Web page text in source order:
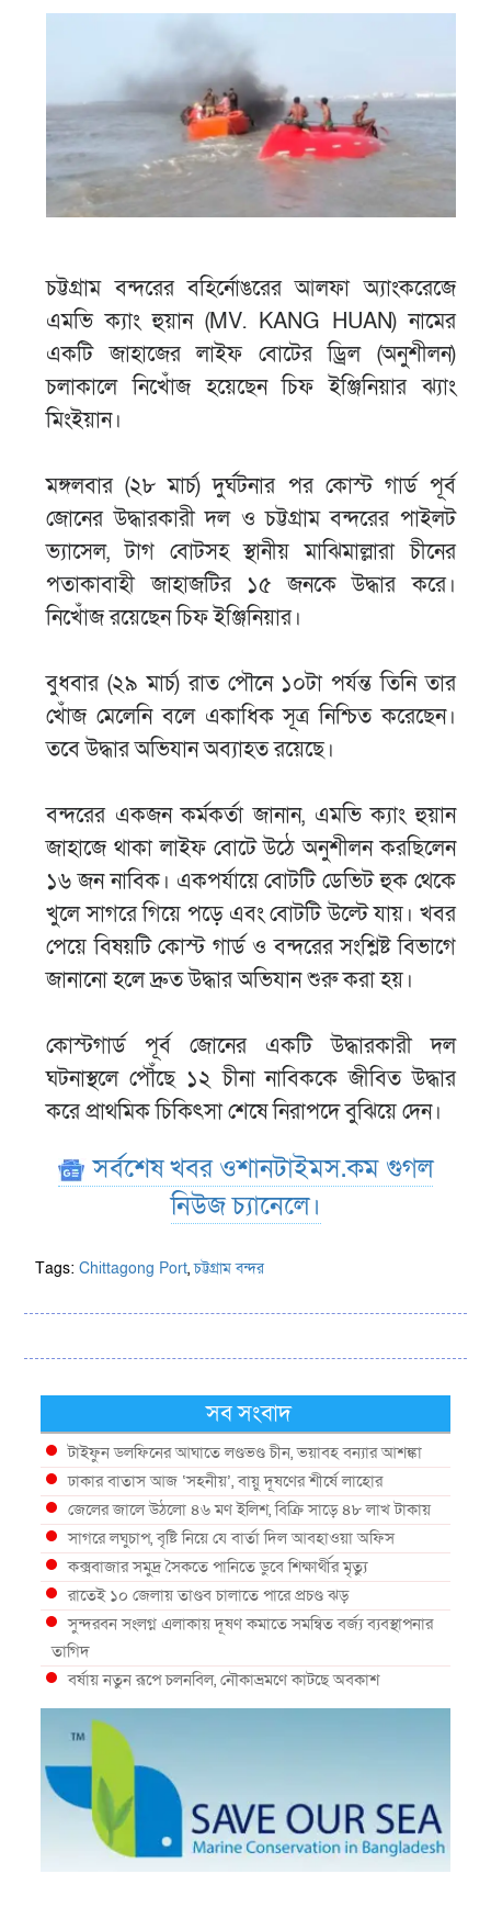
চট্টগ্রাম বন্দরের বহির্নোঙরের আলফা অ্যাংকরেজে
এমভি ক্যাং হুয়ান (MV. KANG HUAN) নামের
একটি জাহাজের লাইফ বোটের ড্রিল (অনুশীলন)
চলাকালে নিখোঁজ হয়েছেন চিফ ইঞ্জিনিয়ার ঝ্যাং
মিংইয়ান।
মঙ্গলবার (২৮ মার্চ) দুর্ঘটনার পর কোস্ট গার্ড পূর্ব
জোনের উদ্ধারকারী দল ও চট্টগ্রাম বন্দরের পাইলট
ভ্যাসেল, টাগ বোটসহ স্থানীয় মাঝিমাল্লারা চীনের
পতাকাবাহী জাহাজটির ১৫ জনকে উদ্ধার করে।
নিখোঁজ রয়েছেন চিফ ইঞ্জিনিয়ার।
বুধবার (২৯ মার্চ) রাত পৌনে ১০টা পর্যন্ত তিনি তার
খোঁজ মেলেনি বলে একাধিক সূত্র নিশ্চিত করেছেন।
তবে উদ্ধার অভিযান অব্যাহত রয়েছে।
বন্দরের একজন কর্মকর্তা জানান, এমভি ক্যাং হুয়ান
জাহাজে থাকা লাইফ বোটে উঠে অনুশীলন করছিলেন
১৬ জন নাবিক। একপর্যায়ে বোটটি ডেভিট হুক থেকে
খুলে সাগরে গিয়ে পড়ে এবং বোটটি উল্টে যায়। খবর
পেয়ে বিষয়টি কোস্ট গার্ড ও বন্দরের সংশ্লিষ্ট বিভাগে
জানানো হলে দ্রুত উদ্ধার অভিযান শুরু করা হয়।
কোস্টগার্ড পূর্ব জোনের একটি উদ্ধারকারী দল
ঘটনাস্থলে পৌঁছে ১২ চীনা নাবিককে জীবিত উদ্ধার
করে প্রাথমিক চিকিৎসা শেষে নিরাপদে বুঝিয়ে দেন।
সর্বশেষ খবর ওশানটাইমস.কম গুগল
নিউজ চ্যানেলে।
Tags:Chittagong Port,চট্টগ্রাম বন্দর
সব সংবাদ
টাইফুন ডলফিনের আঘাতে লণ্ডভণ্ড চীন, ভয়াবহ বন্যার আশঙ্কা
ঢাকার বাতাস আজ ‘সহনীয়’, বায়ু দূষণের শীর্ষে লাহোর
জেলের জালে উঠলো ৪৬ মণ ইলিশ, বিক্রি সাড়ে ৪৮ লাখ টাকায়
সাগরে লঘুচাপ, বৃষ্টি নিয়ে যে বার্তা দিল আবহাওয়া অফিস
কক্সবাজার সমুদ্র সৈকতে পানিতে ডুবে শিক্ষার্থীর মৃত্যু
রাতেই ১০ জেলায় তাণ্ডব চালাতে পারে প্রচণ্ড ঝড়
সুন্দরবন সংলগ্ন এলাকায় দূষণ কমাতে সমন্বিত বর্জ্য ব্যবস্থাপনার
তাগিদ
বর্ষায় নতুন রূপে চলনবিল, নৌকাভ্রমণে কাটছে অবকাশ
গভীর সমুদ্রে ধরা পড়া ৫৪ কেজির তবল মাছ
কক্সবাজারে প্যারাসেইলিংয়ে নিরাপত্তা ঝুঁকি, নেই স্থায়ী পদক্ষেপ